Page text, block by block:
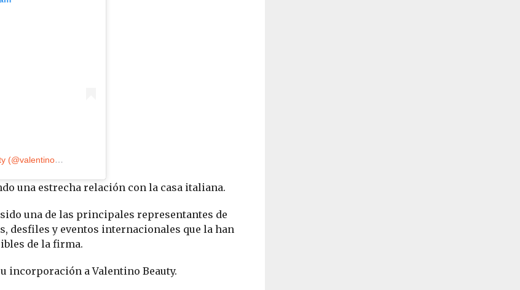
Una publicación compartida por Valentino Beauty (@valentino.beauty)
una estrecha relación con la casa italiana.
una de las principales representantes de
desfiles y eventos internacionales que la han
de la firma.
incorporación a Valentino Beauty.